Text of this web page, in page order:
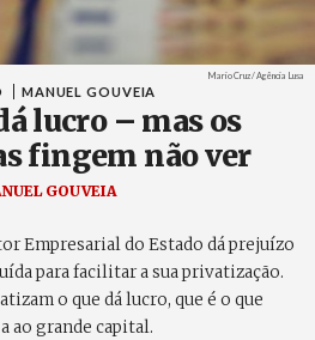
Créditos
Mario Cruz / Agência Lusa
MANUEL GOUVEIA
lucro – mas os
fingem não ver
GOUVEIA
Empresarial do Estado dá prejuízo
para facilitar a sua privatização.
o que dá lucro, que é o que
ao grande capital.